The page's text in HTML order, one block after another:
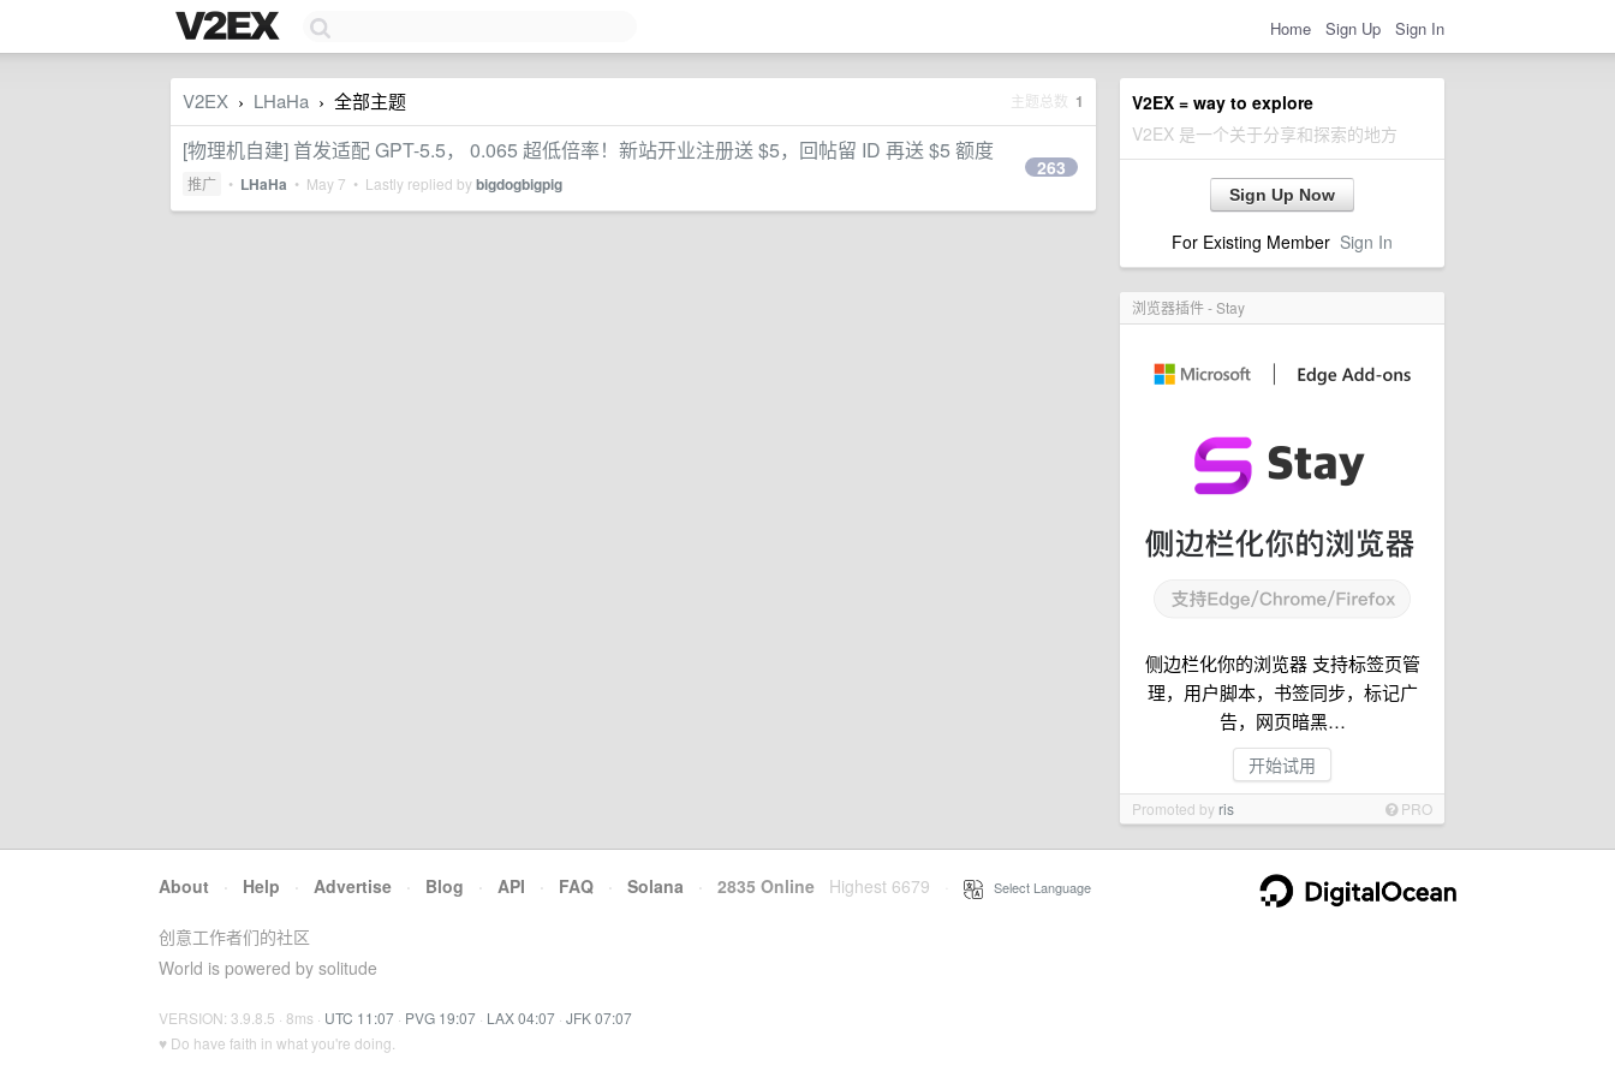
Home Sign Up Sign In
V2EX = way to explore
V2EX 是一个关于分享和探索的地方
Sign Up Now
For Existing Member Sign In
浏览器插件 - Stay
侧边栏化你的浏览器 支持标签页管
理，用户脚本，书签同步，标记广
告，网页暗黑…
开始试用
Promoted by ris PRO
V2EX › LHaHa › 全部主题 主题总数 1
[物理机自建] 首发适配 GPT-5.5， 0.065 超低倍率！新站开业注册送 $5，回帖留 ID 再送 $5 额度
推广 • LHaHa • May 7 • Lastly replied bybigdogbigpig
263
About · Help · Advertise · Blog · API · FAQ · Solana · 2835 Online Highest 6679 Select Language
创意工作者们的社区
World is powered by solitude
VERSION: 3.9.8.5 · 8ms · UTC 11:07 · PVG 19:07 · LAX 04:07 · JFK 07:07
♥ Do have faith in what you're doing.